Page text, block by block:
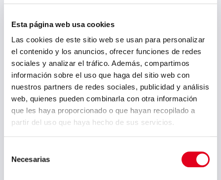
Esta página web usa cookies
Las cookies de este sitio web se usan para personalizar
el contenido y los anuncios, ofrecer funciones de redes
sociales y analizar el tráfico. Además, compartimos
información sobre el uso que haga del sitio web con
nuestros partners de redes sociales, publicidad y análisis
web, quienes pueden combinarla con otra información
que les haya proporcionado o que hayan recopilado a
partir del uso que haya hecho de sus servicios.
Necesarias